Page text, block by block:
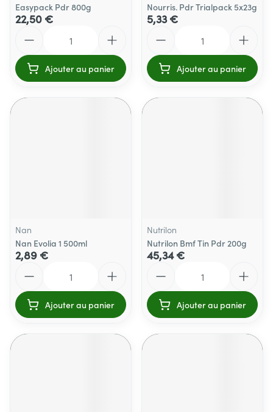
Easypack Pdr 800g
22,50 €
Ajouter au panier
Nourris. Pdr Trialpack 5x23g
5,33 €
Ajouter au panier
Nan
Nan Evolia 1 500ml
2,89 €
Ajouter au panier
Nutrilon
Nutrilon Bmf Tin Pdr 200g
45,34 €
Ajouter au panier